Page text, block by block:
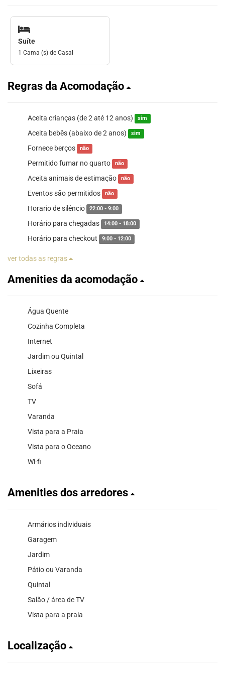
Suíte
1 Cama (s) de Casal
Regras da Acomodação
Aceita crianças (de 2 até 12 anos) sim
Aceita bebês (abaixo de 2 anos) sim
Fornece berços não
Permitido fumar no quarto não
Aceita animais de estimação não
Eventos são permitidos não
Horario de silêncio 22:00 - 9:00
Horário para chegadas 14:00 - 18:00
Horário para checkout 9:00 - 12:00
ver todas as regras
Amenities da acomodação
Água Quente
Cozinha Completa
Internet
Jardim ou Quintal
Lixeiras
Sofá
TV
Varanda
Vista para a Praia
Vista para o Oceano
Wi-fi
Amenities dos arredores
Armários individuais
Garagem
Jardim
Pátio ou Varanda
Quintal
Salão / área de TV
Vista para a praia
Localização